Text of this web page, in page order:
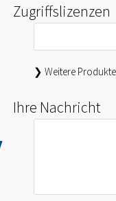
Zugriffslizenzen
❯ Weitere
Ihre Nachricht